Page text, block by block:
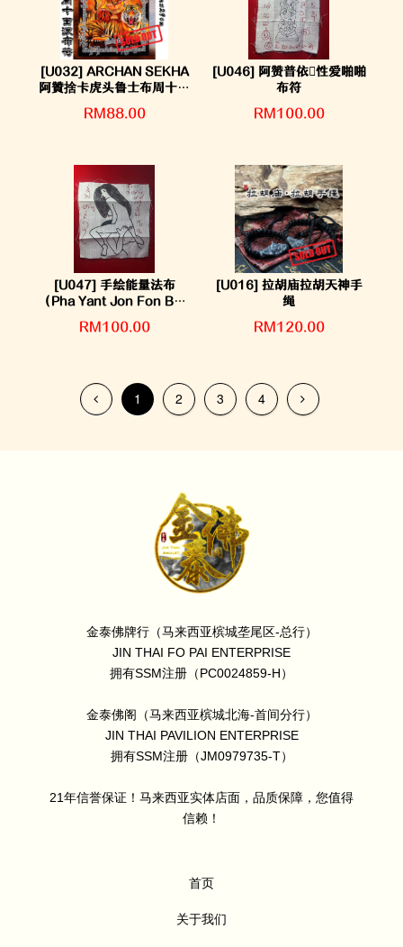
[U032] ARCHAN SEKHA
阿贊捨卡虎头鲁士布周十面
派布符
RM88.00
[U046] 阿赞普依性爱啪啪
布符
RM100.00
[U047] 手绘能量法布
（Pha Yant Jon Fon Boo
Nam Mok）—（意指强化
吸引力的法布）
RM100.00
[U016] 拉胡庙拉胡天神手
绳
RM120.00
1 2 3 4
金泰佛牌行（马来西亚槟城垄尾区-总行）
JIN THAI FO PAI ENTERPRISE
拥有SSM注册（PC0024859-H）
金泰佛阁（马来西亚槟城北海-首间分行）
JIN THAI PAVILION ENTERPRISE
拥有SSM注册（JM0979735-T）
21年信誉保证！马来西亚实体店面，品质保障，您值得
信赖！
首页
关于我们